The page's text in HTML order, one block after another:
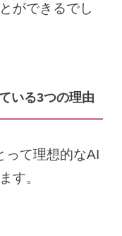
ができるでし
いる3つの理由
って理想的なAI
す。